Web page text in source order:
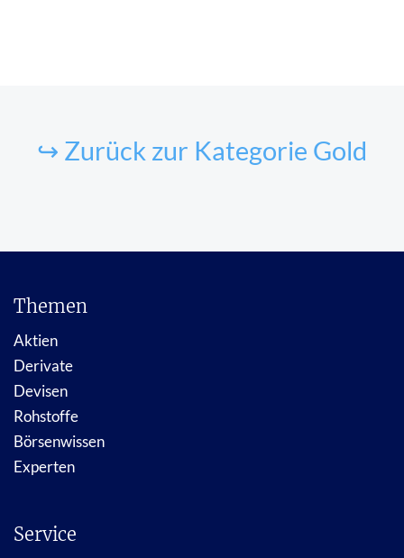
↪ Zurück zur Kategorie Gold
Themen
Aktien
Derivate
Devisen
Rohstoffe
Börsenwissen
Experten
Service